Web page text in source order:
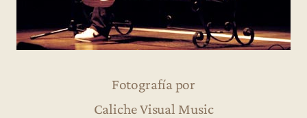
Fotografía por
Caliche Visual Music